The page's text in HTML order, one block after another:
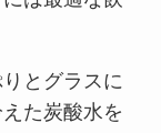
とグラスに
た炭酸水を